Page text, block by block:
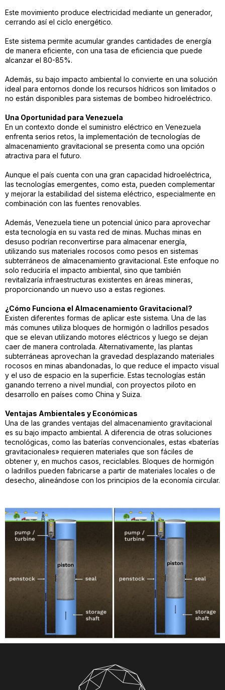
Este movimiento produce electricidad mediante un generador,
cerrando así el ciclo energético.
Este sistema permite acumular grandes cantidades de energía
de manera eficiente, con una tasa de eficiencia que puede
alcanzar el 80-85%.
Además, su bajo impacto ambiental lo convierte en una solución
ideal para entornos donde los recursos hídricos son limitados o
no están disponibles para sistemas de bombeo hidroeléctrico.
Una Oportunidad para Venezuela
En un contexto donde el suministro eléctrico en Venezuela
enfrenta serios retos, la implementación de tecnologías de
almacenamiento gravitacional se presenta como una opción
atractiva para el futuro.
Aunque el país cuenta con una gran capacidad hidroeléctrica,
las tecnologías emergentes, como esta, pueden complementar
y mejorar la estabilidad del sistema eléctrico, especialmente en
combinación con las fuentes renovables.
Además, Venezuela tiene un potencial único para aprovechar
esta tecnología en su vasta red de minas. Muchas minas en
desuso podrían reconvertirse para almacenar energía,
utilizando sus materiales rocosos como pesos en sistemas
subterráneos de almacenamiento gravitacional. Este enfoque no
solo reduciría el impacto ambiental, sino que también
revitalizaría infraestructuras existentes en áreas mineras,
proporcionando un nuevo uso a estas regiones.
¿Cómo Funciona el Almacenamiento Gravitacional?
Existen diferentes formas de aplicar este sistema. Una de las
más comunes utiliza bloques de hormigón o ladrillos pesados
que se elevan utilizando motores eléctricos y luego se dejan
caer de manera controlada. Alternativamente, las plantas
subterráneas aprovechan la gravedad desplazando materiales
rocosos en minas abandonadas, lo que reduce el impacto visual
y el uso de espacio en la superficie. Estas tecnologías están
ganando terreno a nivel mundial, con proyectos piloto en
desarrollo en países como China y Suiza.
Ventajas Ambientales y Económicas
Una de las grandes ventajas del almacenamiento gravitacional
es su bajo impacto ambiental. A diferencia de otras soluciones
tecnológicas, como las baterías convencionales, estas «baterías
gravitacionales» requieren materiales que son fáciles de
obtener y, en muchos casos, reciclables. Bloques de hormigón
o ladrillos pueden fabricarse a partir de materiales locales o de
desecho, alineándose con los principios de la economía circular.